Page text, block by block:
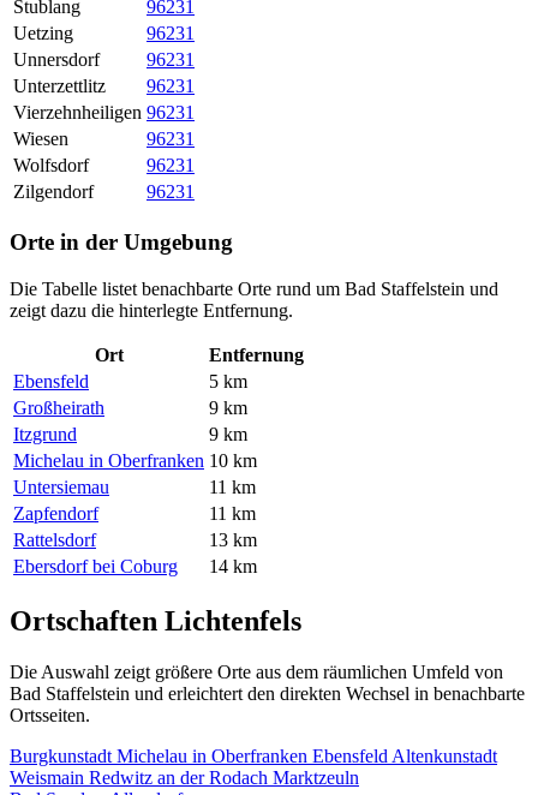
Stublang
96231
Uetzing
96231
Unnersdorf
96231
Unterzettlitz
96231
Vierzehnheiligen 96231
Wiesen
96231
Wolfsdorf
96231
Zilgendorf
96231
Orte in der Umgebung
Die Tabelle listet benachbarte Orte rund um Bad Staffelstein und
zeigt dazu die hinterlegte Entfernung.
Ort
Entfernung
Ebensfeld
5 km
Großheirath
9 km
Itzgrund
9 km
Michelau in Oberfranken 10 km
Untersiemau
11 km
Zapfendorf
11 km
Rattelsdorf
13 km
Ebersdorf bei Coburg
14 km
Ortschaften Lichtenfels
Die Auswahl zeigt größere Orte aus dem räumlichen Umfeld von
Bad Staffelstein und erleichtert den direkten Wechsel in benachbarte
Ortsseiten.
Burgkunstadt Michelau in Oberfranken Ebensfeld Altenkunstadt
Weismain Redwitz an der Rodach Marktzeuln